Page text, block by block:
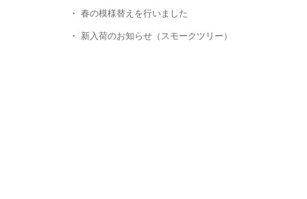
春の模様替えを行いました
新入荷のお知らせ（スモークツリー）